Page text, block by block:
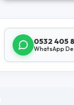
0532 405
WhatsApp